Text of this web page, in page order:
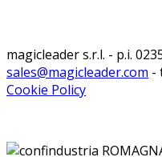
magicleader s.r.l. - p.i.
sales@magicleader.com -
Cookie Policy